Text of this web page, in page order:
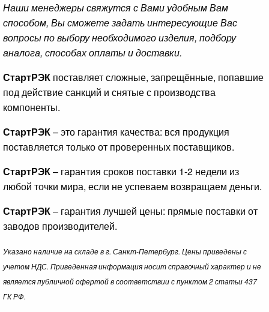
Наши менеджеры свяжутся с Вами удобным Вам
способом, Вы сможете задать интересующие Вас
вопросы по выбору необходимого изделия, подбору
аналога, способах оплаты и доставки.
СтартРЭК поставляет сложные, запрещённые, попавшие
под действие санкций и снятые с производства
компоненты.
СтартРЭК– это гарантия качества: вся продукция
поставляется только от проверенных поставщиков.
СтартРЭК– гарантия сроков поставки 1-2 недели из
любой точки мира, если не успеваем возвращаем деньги.
СтартРЭК– гарантия лучшей цены: прямые поставки от
заводов производителей.
Указано наличие на складе в г. Санкт-Петербург. Цены приведены с
учетом НДС. Приведенная информация носит справочный характер и не
является публичной офертой в соответствии с пунктом 2 статьи 437
ГК РФ.